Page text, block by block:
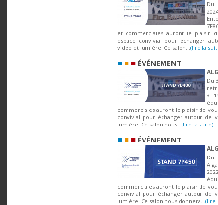
Du
et commerciales auront le plaisir
espace convivial pour échanger
vidéo et lumière. Ce salon...(lire la
■ ■ ■ ÉVÉNEMENT
Du
à
commerciales auront le plaisir de
convivial pour échanger autour de
lumière. Ce salon nous...(lire la suite)
■ ■ ■ ÉVÉNEMENT
Du
commerciales auront le plaisir de
convivial pour échanger autour de
lumière. Ce salon nous donnera...(lire